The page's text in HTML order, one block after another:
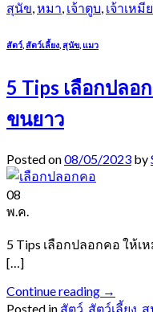
สุนัข,หมา, เจ้าตูบ, เจ้าเหมี
สัตว์ สัตว์เลี้ยง สุนัข แมว
5 Tips เลือกปลอ
ขนยาว
Posted on08/05/2023 by
08
พ.ค.
5 Tips เลือกปลอกคอ ให้เ
[…]
Continue reading →
Posted in สัตว์ สัตว์เลี้ยง